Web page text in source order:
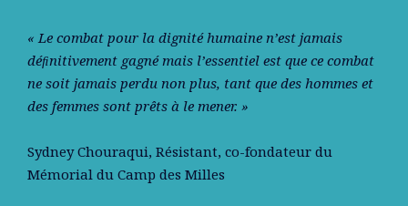
« Le combat pour la dignité humaine n’est jamais
déﬁnitivement gagné mais l’essentiel est que ce combat
ne soit jamais perdu non plus, tant que des hommes et
des femmes sont prêts à le mener. »
Sydney Chouraqui, Résistant, co-fondateur du
Mémorial du Camp des Milles